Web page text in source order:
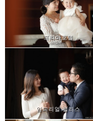
프리마호텔
임피리얼 팰리스